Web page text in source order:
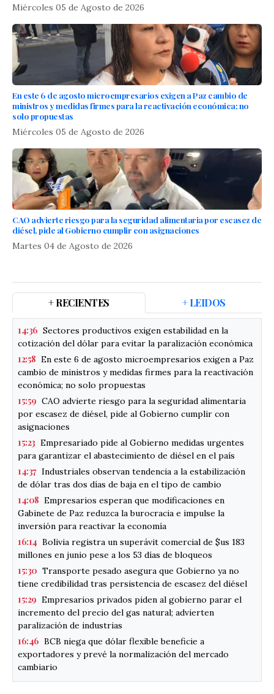
Miércoles 05 de Agosto de 2026
En este 6 de agosto microempresarios exigen a Paz cambio de
ministros y medidas firmes para la reactivación económica; no
solo propuestas
Miércoles 05 de Agosto de 2026
CAO advierte riesgo para la seguridad alimentaria por escasez de
diésel, pide al Gobierno cumplir con asignaciones
Martes 04 de Agosto de 2026
+ RECIENTES + LEIDOS
14:36 Sectores productivos exigen estabilidad en la
cotización del dólar para evitar la paralización económica
12:58 En este 6 de agosto microempresarios exigen a Paz
cambio de ministros y medidas firmes para la reactivación
económica; no solo propuestas
15:59 CAO advierte riesgo para la seguridad alimentaria
por escasez de diésel, pide al Gobierno cumplir con
asignaciones
15:23 Empresariado pide al Gobierno medidas urgentes
para garantizar el abastecimiento de diésel en el país
14:37 Industriales observan tendencia a la estabilización
de dólar tras dos días de baja en el tipo de cambio
14:08 Empresarios esperan que modificaciones en
Gabinete de Paz reduzca la burocracia e impulse la
inversión para reactivar la economía
16:14 Bolivia registra un superávit comercial de $us 183
millones en junio pese a los 53 días de bloqueos
15:30 Transporte pesado asegura que Gobierno ya no
tiene credibilidad tras persistencia de escasez del diésel
15:29 Empresarios privados piden al gobierno parar el
incremento del precio del gas natural; advierten
paralización de industrias
16:46 BCB niega que dólar flexible beneficie a
exportadores y prevé la normalización del mercado
cambiario